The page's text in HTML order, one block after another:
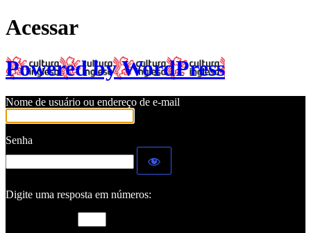
Acessar
Powered by WordPress
Nome de usuário ou endereço de e-mail
Senha
Digite uma resposta em números: